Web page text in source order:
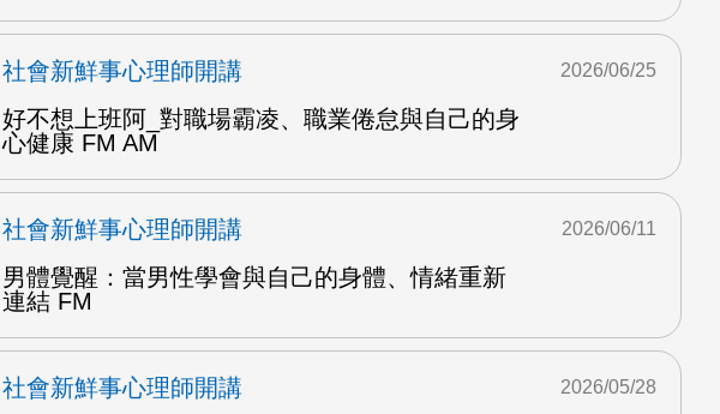
社會新鮮事心理師開講
好不想上班阿_對職場霸凌、職業倦怠與自己的身
心健康 FM AM
2026/06/25
社會新鮮事心理師開講
男體覺醒：當男性學會與自己的身體、情緒重新
連結 FM
2026/06/11
社會新鮮事心理師開講
2026/05/28